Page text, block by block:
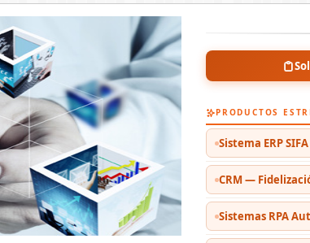
PRODUCTOS
Sistema ERP SIFA
CRM —
Sistemas RPA